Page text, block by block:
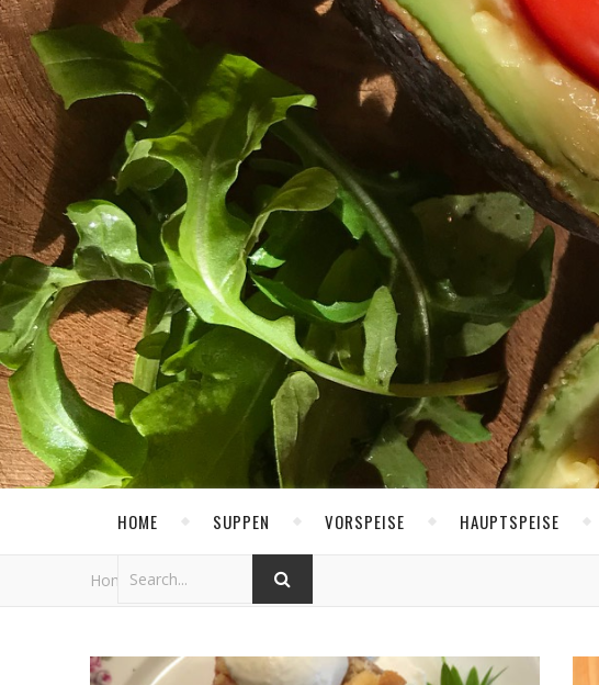
HOME SUPPEN VORSPEISE HAUPTSPEISE
Home / 2019 Year Mai